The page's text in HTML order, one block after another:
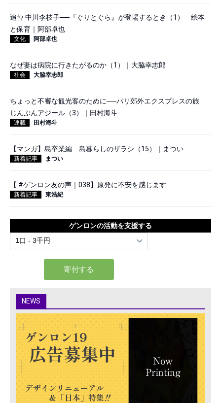
追悼 中川李枝子──『ぐりとぐら』が登場するとき（1） 絵本
と保育｜阿部卓也
文化 阿部卓也
なぜ妻は病院に行きたがるのか（1）｜大脇幸志郎
社会 大脇幸志郎
ちょっと不審な観光客のために──パリ郊外エクスプレスの旅
じんぶんアジール（3）｜田村海斗
連載 田村海斗
【マンガ】島卒業編 島暮らしのザラシ（15）｜まつい
新着記事 まつい
【 #ゲンロン友の声｜038】原発に不安を感じます
新着記事 東浩紀
ゲンロンの活動を支援する
NEWS